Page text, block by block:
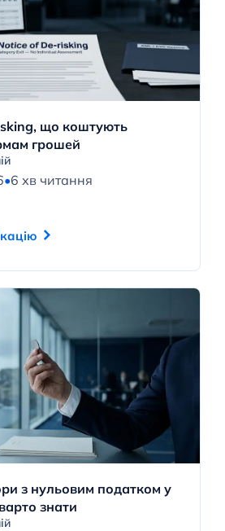
що коштують
грошей
•6 хв читання
з нульовим податком у
знати